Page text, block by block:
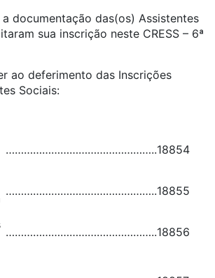
a documentação das(os) Assistentes
sua inscrição neste CRESS – 6ª
ao deferimento das Inscrições
Sociais:
…………………………………………..18854
…………………………………………..18855
…………………………………………..18856